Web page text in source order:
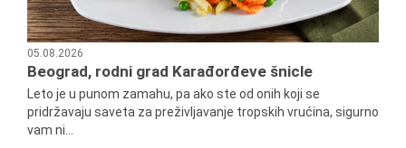
05.08.2026
Beograd, rodni grad Karađorđeve šnicle
Leto je u punom zamahu, pa ako ste od onih koji se
pridržavaju saveta za preživljavanje tropskih vrućina, sigurno
vam ni...